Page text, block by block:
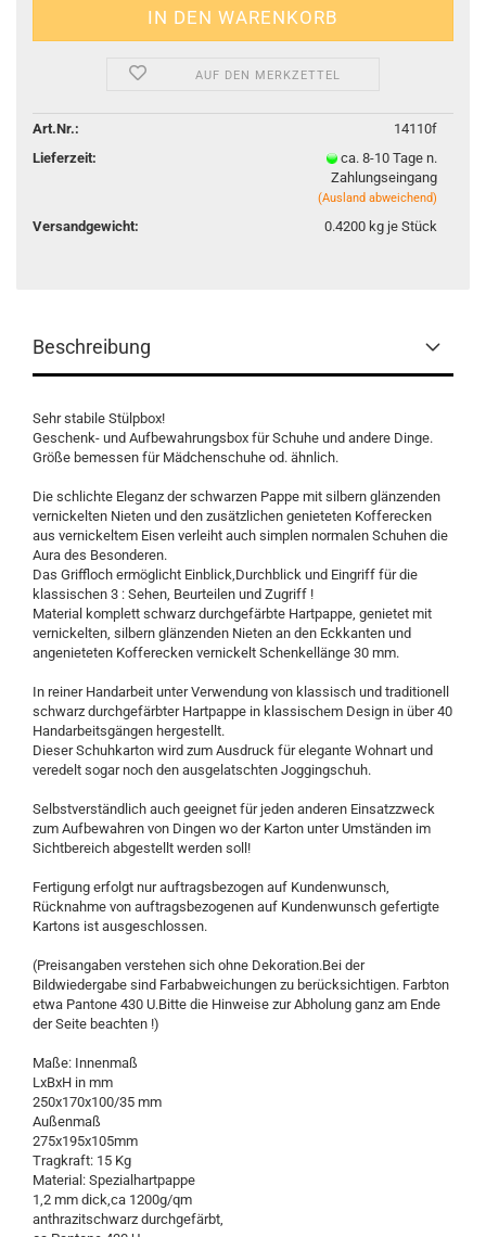
AUF DEN MERKZETTEL
Art.Nr.:
14110f
Lieferzeit:
ca. 8-10 Tage n.
Zahlungseingang
(Ausland abweichend)
Versandgewicht: 0.4200kg je Stück
Beschreibung
Sehr stabile Stülpbox!
Geschenk- und Aufbewahrungsbox für Schuhe und andere Dinge.
Größe bemessen für Mädchenschuhe od. ähnlich.
Die schlichte Eleganz der schwarzen Pappe mit silbern glänzenden
vernickelten Nieten und den zusätzlichen genieteten Kofferecken
aus vernickeltem Eisen verleiht auch simplen normalen Schuhen die
Aura des Besonderen.
Das Griffloch ermöglicht Einblick,Durchblick und Eingriff für die
klassischen 3 : Sehen, Beurteilen und Zugriff !
Material komplett schwarz durchgefärbte Hartpappe, genietet mit
vernickelten, silbern glänzenden Nieten an den Eckkanten und
angenieteten Kofferecken vernickelt Schenkellänge 30 mm.
In reiner Handarbeit unter Verwendung von klassisch und traditionell
schwarz durchgefärbter Hartpappe in klassischem Design in über 40
Handarbeitsgängen hergestellt.
Dieser Schuhkarton wird zum Ausdruck für elegante Wohnart und
veredelt sogar noch den ausgelatschten Joggingschuh.
Selbstverständlich auch geeignet für jeden anderen Einsatzzweck
zum Aufbewahren von Dingen wo der Karton unter Umständen im
Sichtbereich abgestellt werden soll!
Fertigung erfolgt nur auftragsbezogen auf Kundenwunsch,
Rücknahme von auftragsbezogenen auf Kundenwunsch gefertigte
Kartons ist ausgeschlossen.
(Preisangaben verstehen sich ohne Dekoration.Bei der
Bildwiedergabe sind Farbabweichungen zu berücksichtigen. Farbton
etwa Pantone 430 U.Bitte die Hinweise zur Abholung ganz am Ende
der Seite beachten !)
Maße: Innenmaß
LxBxH in mm
250x170x100/35 mm
Außenmaß
275x195x105mm
Tragkraft: 15 Kg
Material: Spezialhartpappe
1,2 mm dick,ca 1200g/qm
anthrazitschwarz durchgefärbt,